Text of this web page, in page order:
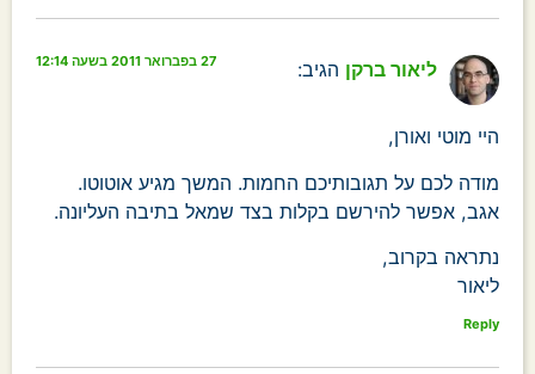
ליאור ברקן הגיב: 27 בפברואר 2011 בשעה 12:14
היי מוטי ואורן,
מודה לכם על תגובותיכם החמות. המשך מגיע אוטוטו.
אגב, אפשר להירשם בקלות בצד שמאל בתיבה העליונה.
נתראה בקרוב,
ליאור
Reply